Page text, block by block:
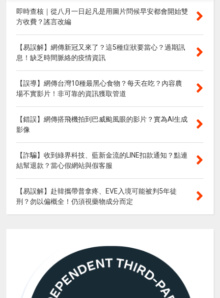
即時查核｜從八月一日起凡是用圖片問候早安都會開始雙
方收費？謠言改編
【易誤解】網傳新冠又來了？這5種症狀要當心？過期訊
息！缺乏時間脈絡的疫情資訊
【誤導】網傳台灣10種最黑心食物？每天在吃？內容農
場不實影片！非可靠的資訊獲取管道
【錯誤】網傳搭飛機拍到巴威颱風眼的影片？實為AI生成
影像
【詐騙】收到綠界科技、藍新金流的LINE扣款通知？點連
結幫退款？當心假網站與假客服
【易誤解】赴韓攜帶普拿疼、EVE入境可能被判5年徒
刑？勿以偏概全！仍須視藥物成分而定